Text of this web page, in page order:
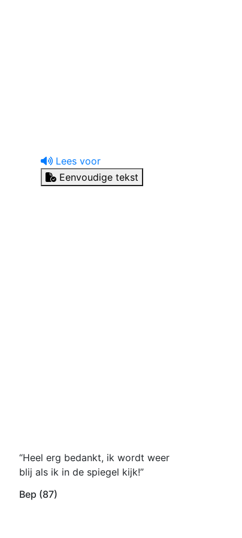
Lees voor
Eenvoudige tekst
“Heel erg bedankt, ik wordt weer
blij als ik in de spiegel kijk!”
Bep (87)